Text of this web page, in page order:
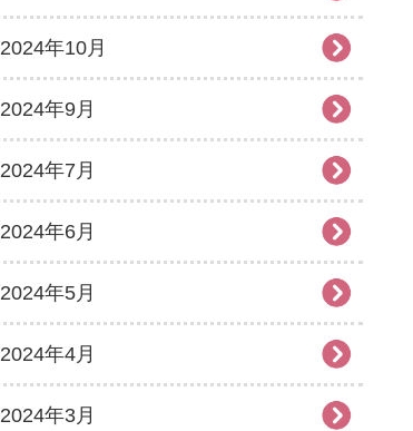
2024年10月
2024年9月
2024年7月
2024年6月
2024年5月
2024年4月
2024年3月